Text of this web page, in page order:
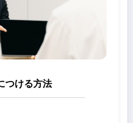
つける方法